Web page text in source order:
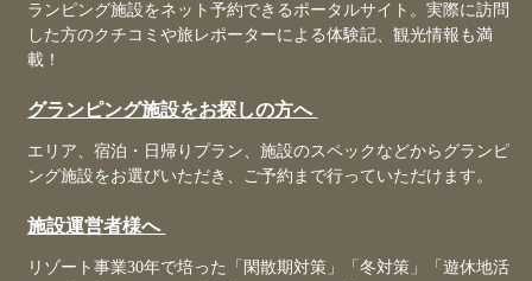
ランピング施設をネット予約できるポータルサイト。実際に訪問
した方のクチコミや旅レポーターによる体験記、観光情報も満
載！
グランピング施設をお探しの方へ
エリア、宿泊・日帰りプラン、施設のスペックなどからグランピ
ング施設をお選びいただき、ご予約まで行っていただけます。
施設運営者様へ
リゾート事業30年で培った「閑散期対策」「冬対策」「遊休地活